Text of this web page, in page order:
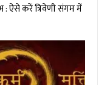
: ऐसे करें त्रिवेणी संगम में